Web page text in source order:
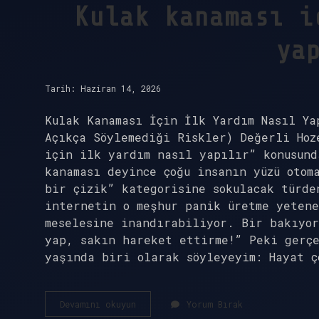
Kulak
Tarih: Haziran 14, 2026
Kulak Kanaması İçin İlk Yardım Nasıl
Açıkça Söylemediği Riskler) Değerli
için ilk yardım nasıl yapılır”
kanaması deyince çoğu insanın yüzü
bir çizik” kategorisine sokulacak
internetin o meşhur panik üretme
meselesine inandırabiliyor. Bir
yap, sakın hareket ettirme!” Peki
yaşında biri olarak söyleyeyim: Hayat
Devamını okuyun
kanaması
Yorum Bırak